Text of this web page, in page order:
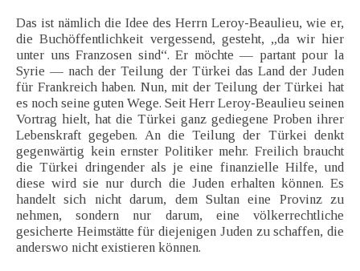
Das ist nämlich die Idee des Herrn Leroy-Beaulieu, wie er,
die Buchöffentlichkeit vergessend, gesteht, „da wir hier
unter uns Franzosen sind“. Er möchte — partant pour la
Syrie — nach der Teilung der Türkei das Land der Juden
für Frankreich haben. Nun, mit der Teilung der Türkei hat
es noch seine guten Wege. Seit Herr Leroy-Beaulieu seinen
Vortrag hielt, hat die Türkei ganz gediegene Proben ihrer
Lebenskraft gegeben. An die Teilung der Türkei denkt
gegenwärtig kein ernster Politiker mehr. Freilich braucht
die Türkei dringender als je eine finanzielle Hilfe, und
diese wird sie nur durch die Juden erhalten können. Es
handelt sich nicht darum, dem Sultan eine Provinz zu
nehmen, sondern nur darum, eine völkerrechtliche
gesicherte Heimstätte für diejenigen Juden zu schaffen, die
anderswo nicht existieren können.